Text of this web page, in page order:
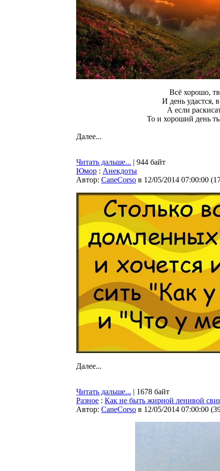
Всё хорошо,
И день удастся,
А если
То и хороший день
Далее...
Читать дальше... | 944 байт
Юмор : Анекдоты
Автор: CaneCorso в 12/05/2014 07:00:00 (
Далее...
Читать дальше... | 1678 байт
Разное : Как не быть жирной ленивой
Автор: CaneCorso в 12/05/2014 07:00:00 (